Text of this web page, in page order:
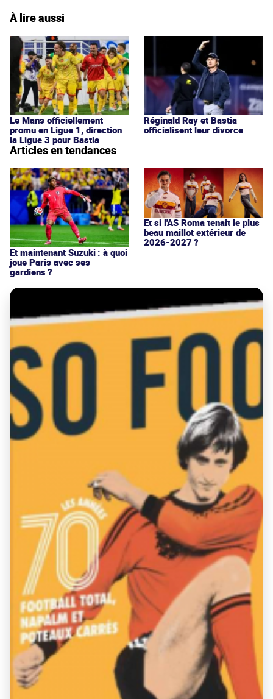
À lire aussi
Le Mans officiellement
promu en Ligue 1, direction
la Ligue 3 pour Bastia
Réginald Ray et Bastia
officialisent leur divorce
Articles en tendances
Et maintenant Suzuki : à quoi
joue Paris avec ses
gardiens ?
Et si l'AS Roma tenait le plus
beau maillot extérieur de
2026-2027 ?